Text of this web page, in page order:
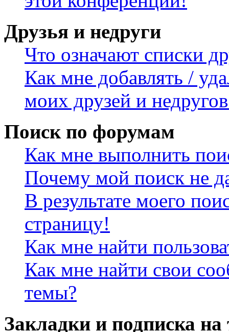
Друзья и недруги
Что означают списки
Как мне добавлять /
моих друзей и
Поиск по форумам
Как мне выполнить
Почему мой поиск не
В результате моего
страницу!
Как мне найти
Как мне найти свои
темы?
Закладки и подписка